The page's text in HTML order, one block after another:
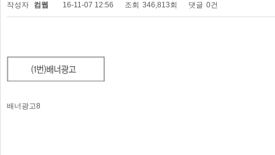
작성자 컴웹 16-11-07 12:56 조회 346,813회 댓글 0건
배너광고8